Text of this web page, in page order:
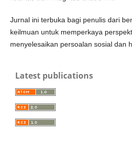
Jurnal ini terbuka bagi penulis dari
keilmuan untuk memperkaya
menyelesaikan persoalan sosial dan
Latest publications